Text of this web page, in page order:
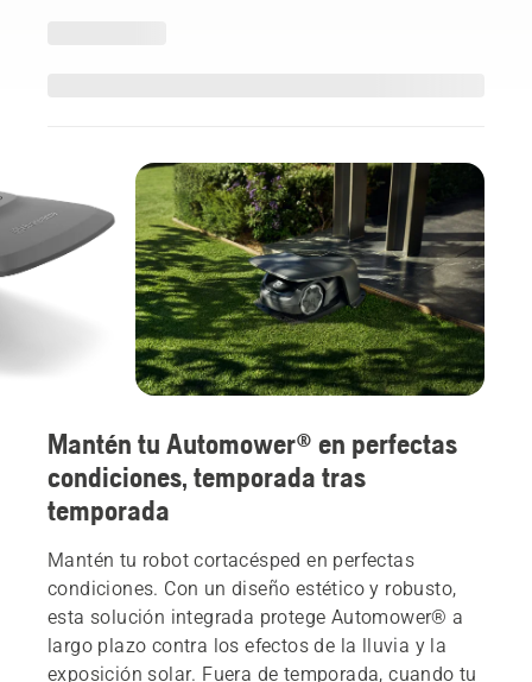
Mantén tu Automower® en perfectas
condiciones, temporada tras
temporada
Mantén tu robot cortacésped en perfectas
condiciones. Con un diseño estético y robusto,
esta solución integrada protege Automower® a
largo plazo contra los efectos de la lluvia y la
exposición solar. Fuera de temporada, cuando tu